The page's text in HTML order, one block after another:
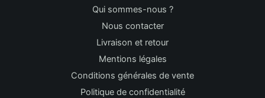
Qui sommes-nous ?
Nous contacter
Livraison et retour
Mentions légales
Conditions générales de vente
Politique de confidentialité